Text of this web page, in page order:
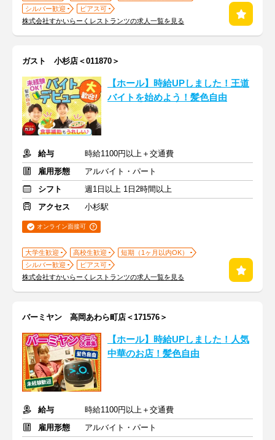
シルバー歓迎
ピアス可
株式会社すかいらーくレストランツの求人一覧を見る
ガスト 小杉店＜011870＞
【ホール】時給UPしました！王道
バイトを始めよう！髪色自由
給与
時給1100円以上＋交通費
雇用形態
アルバイト・パート
シフト
週1日以上 1日2時間以上
アクセス
小杉駅
オンライン面接可
大学生歓迎 高校生歓迎
短期（1ヶ月以内OK）
シルバー歓迎
ピアス可
株式会社すかいらーくレストランツの求人一覧を見る
バーミヤン 高岡あわら町店＜171576＞
【ホール】時給UPしました！人気
中華のお店！髪色自由
給与
時給1100円以上＋交通費
雇用形態
アルバイト・パート